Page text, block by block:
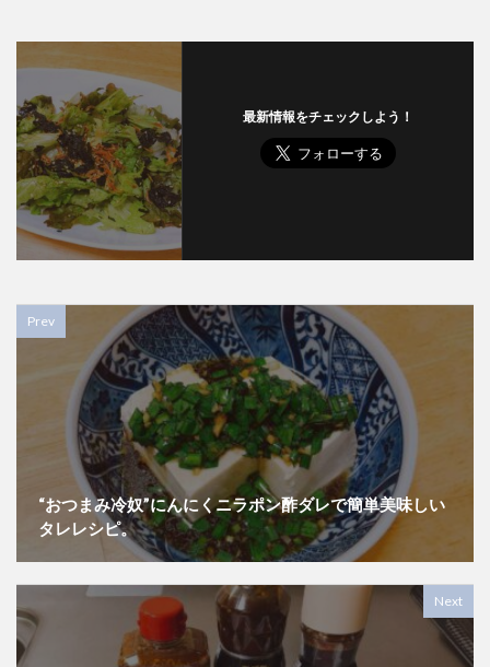
最新情報をチェックしよう！
Prev
“おつまみ冷奴”にんにくニラポン酢ダレで簡単美味しい
タレレシピ。
Next